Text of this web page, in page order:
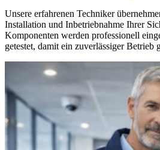
Unsere erfahrenen Techniker
Installation und Inbetriebnahme Ihrer
Komponenten werden professionell
getestet, damit ein zuverlässiger Betrieb